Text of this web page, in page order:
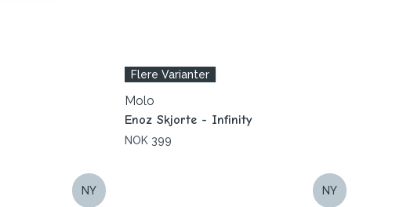
Flere Varianter
Molo
Enoz Skjorte - Infinity
NOK 399
NY NY